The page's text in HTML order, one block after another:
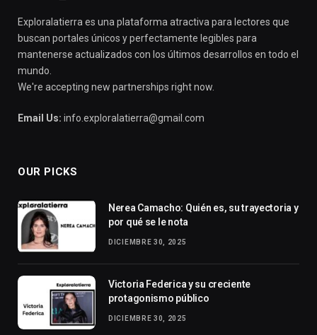
Exploralatierra es una plataforma atractiva para lectores que
buscan portales únicos y perfectamente legibles para
mantenerse actualizados con los últimos desarrollos en todo el
mundo.
We're accepting new partnerships right now.
Email Us: info.exploralatierra@gmail.com
OUR PICKS
Nerea Camacho: Quién es, su trayectoria y
por qué se le nota
DICIEMBRE 30, 2025
Victoria Federica y su creciente
protagonismo público
DICIEMBRE 30, 2025